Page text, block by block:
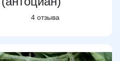
4 отзыва